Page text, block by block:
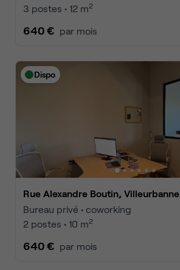
3 postes • 12 m2
640 € par mois
Dispo
Rue Alexandre Boutin, Villeurbanne
Bureau privé • coworking
2 postes • 10 m2
640 € par mois